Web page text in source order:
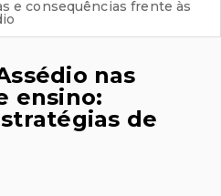
e consequências frente às
nas
ensino:
de